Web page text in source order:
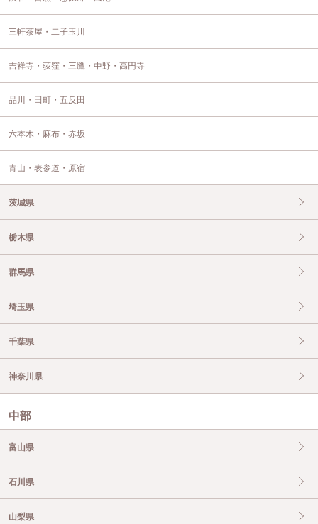
三軒茶屋・二子玉川
吉祥寺・荻窪・三鷹・中野・高円寺
品川・田町・五反田
六本木・麻布・赤坂
青山・表参道・原宿
茨城県
栃木県
群馬県
埼玉県
千葉県
神奈川県
中部
富山県
石川県
山梨県